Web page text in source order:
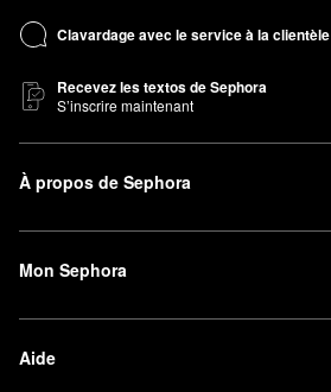
Clavardage avec le service à la clientèle
Recevez les textos de Sephora
S’inscrire maintenant
À propos de Sephora
Mon Sephora
Aide